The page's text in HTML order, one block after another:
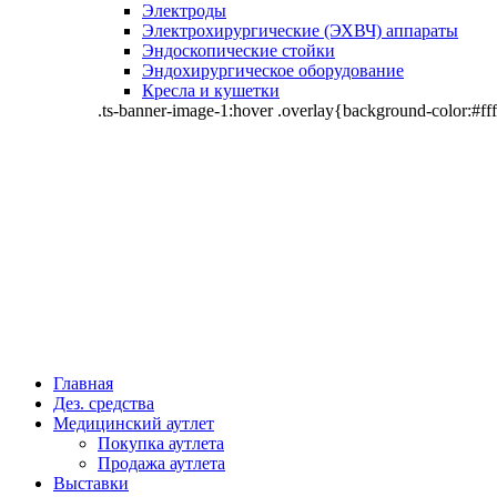
Электроды
Электрохирургические (ЭХВЧ) аппараты
Эндоскопические стойки
Эндохирургическое оборудование
Кресла и кушетки
.ts-banner-image-1:hover .overlay{background-
Главная
Дез. средства
Медицинский аутлет
Покупка аутлета
Продажа аутлета
Выставки